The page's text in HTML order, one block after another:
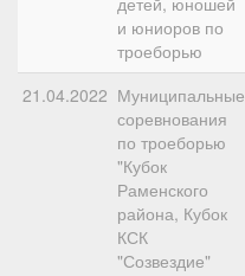
и юниоров по
троеборью
21.04.2022 Муниципальные
соревнования
по троеборью
"Кубок
Раменского
района, Кубок
КСК
"Созвездие"